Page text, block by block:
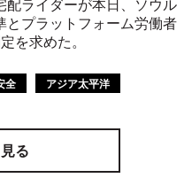
とプラットフォーム労働者
を求めた。
全 アジア太平洋
る